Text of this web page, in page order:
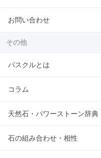
お問い合わせ
その他
パスクルとは
コラム
天然石・パワーストーン辞典
石の組み合わせ・相性